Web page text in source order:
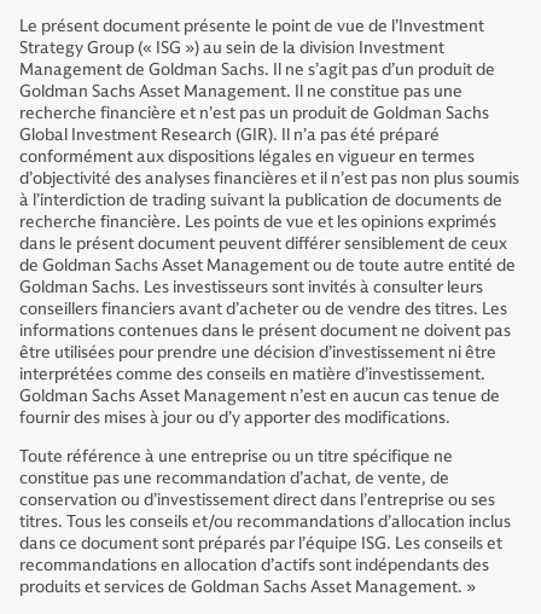
Le présent document présente le point de vue de l’Investment
Strategy Group (« ISG ») au sein de la division Investment
Management de Goldman Sachs. Il ne s’agit pas d’un produit de
Goldman Sachs Asset Management. Il ne constitue pas une
recherche financière et n’est pas un produit de Goldman Sachs
Global Investment Research (GIR). Il n’a pas été préparé
conformément aux dispositions légales en vigueur en termes
d’objectivité des analyses financières et il n’est pas non plus soumis
à l’interdiction de trading suivant la publication de documents de
recherche financière. Les points de vue et les opinions exprimés
dans le présent document peuvent différer sensiblement de ceux
de Goldman Sachs Asset Management ou de toute autre entité de
Goldman Sachs. Les investisseurs sont invités à consulter leurs
conseillers financiers avant d’acheter ou de vendre des titres. Les
informations contenues dans le présent document ne doivent pas
être utilisées pour prendre une décision d’investissement ni être
interprétées comme des conseils en matière d’investissement.
Goldman Sachs Asset Management n’est en aucun cas tenue de
fournir des mises à jour ou d’y apporter des modifications.
Toute référence à une entreprise ou un titre spécifique ne
constitue pas une recommandation d’achat, de vente, de
conservation ou d’investissement direct dans l’entreprise ou ses
titres. Tous les conseils et/ou recommandations d’allocation inclus
dans ce document sont préparés par l’équipe ISG. Les conseils et
recommandations en allocation d’actifs sont indépendants des
produits et services de Goldman Sachs Asset Management. »